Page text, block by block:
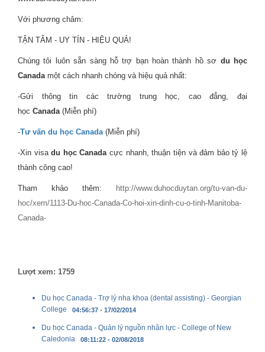
Với phương châm:
TẬN TÂM - UY TÍN - HIỆU QUẢ!
Chúng tôi luôn sẵn sàng hỗ trợ bạn hoàn thành hồ sơ du học
Canada một cách nhanh chóng và hiệu quả nhất:
-Gửi thông tin các trường trung học, cao đẳng, đại
học Canada (Miễn phí)
-Tư vấn du học Canada (Miễn phí)
-Xin visadu học Canada cực nhanh, thuận tiện và đảm bảo tỷ lệ
thành công cao!
Tham khảo thêm: http://www.duhocduytan.org/tu-van-du-
hoc/xem/1113-Du-hoc-Canada-Co-hoi-xin-dinh-cu-o-tinh-Manitoba-
Canada-
Lượt xem: 1759
Du học Canada - Trợ lý nha khoa (dental assisting) - Georgian
College 04:56:37 - 17/02/2014
Du học Canada - Quản lý nguồn nhân lực - College of New
Caledonia 08:11:22 - 02/08/2018